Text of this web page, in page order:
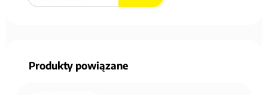
Produkty powiązane